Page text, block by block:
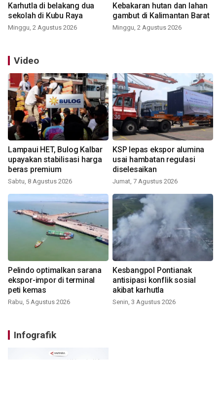
Karhutla di belakang dua
sekolah di Kubu Raya
Minggu, 2 Agustus 2026
Kebakaran hutan dan lahan
gambut di Kalimantan Barat
Minggu, 2 Agustus 2026
Video
Lampaui HET, Bulog Kalbar
upayakan stabilisasi harga
beras premium
Sabtu, 8 Agustus 2026
KSP lepas ekspor alumina
usai hambatan regulasi
diselesaikan
Jumat, 7 Agustus 2026
Pelindo optimalkan sarana
ekspor-impor di terminal
peti kemas
Rabu, 5 Agustus 2026
Kesbangpol Pontianak
antisipasi konflik sosial
akibat karhutla
Senin, 3 Agustus 2026
Infografik